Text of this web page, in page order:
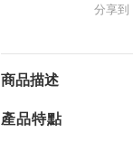
分享到
商品描述
產品特點